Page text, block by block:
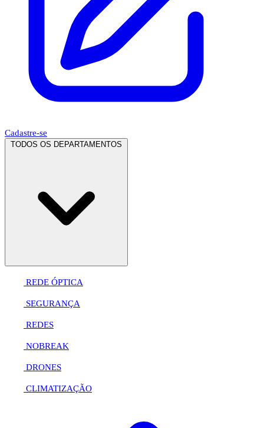
Cadastre-se
TODOS OS DEPARTAMENTOS
REDE ÓPTICA
SEGURANÇA
REDES
NOBREAK
DRONES
CLIMATIZAÇÃO